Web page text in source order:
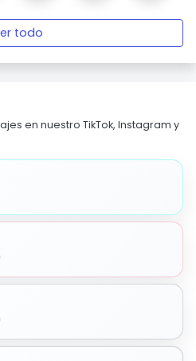
todo
en nuestro TikTok, Instagram y